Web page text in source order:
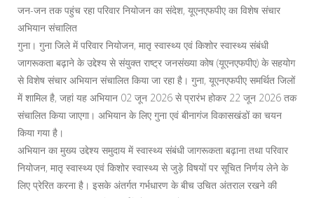
जन-जन तक पहुंच रहा परिवार नियोजन का संदेश, यूएनएफपीए का विशेष संचार
अभियान संचालित
गुना। गुना जिले में परिवार नियोजन, मातृ स्वास्थ्य एवं किशोर स्वास्थ्य संबंधी
जागरूकता बढ़ाने के उद्देश्य से संयुक्त राष्ट्र जनसंख्या कोष (यूएनएफपीए) के सहयोग
से विशेष संचार अभियान संचालित किया जा रहा है। गुना, यूएनएफपीए समर्थित जिलों
में शामिल है, जहां यह अभियान 02 जून 2026 से प्रारंभ होकर 22 जून 2026 तक
संचालित किया जाएगा। अभियान के लिए गुना एवं बीनागंज विकासखंडों का चयन
किया गया है।
अभियान का मुख्य उद्देश्य समुदाय में स्वास्थ्य संबंधी जागरूकता बढ़ाना तथा परिवार
नियोजन, मातृ स्वास्थ्य एवं किशोर स्वास्थ्य से जुड़े विषयों पर सूचित निर्णय लेने के
लिए प्रेरित करना है। इसके अंतर्गत गर्भधारण के बीच उचित अंतराल रखने की